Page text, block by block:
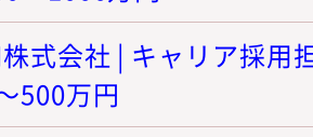
式会社 | キャリア採用
500万円